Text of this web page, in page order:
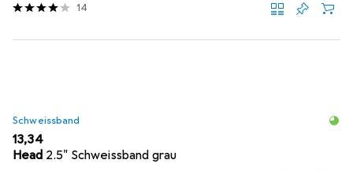
14
Schweissband
EUR
13,34
Head 2.5" Schweissband grau